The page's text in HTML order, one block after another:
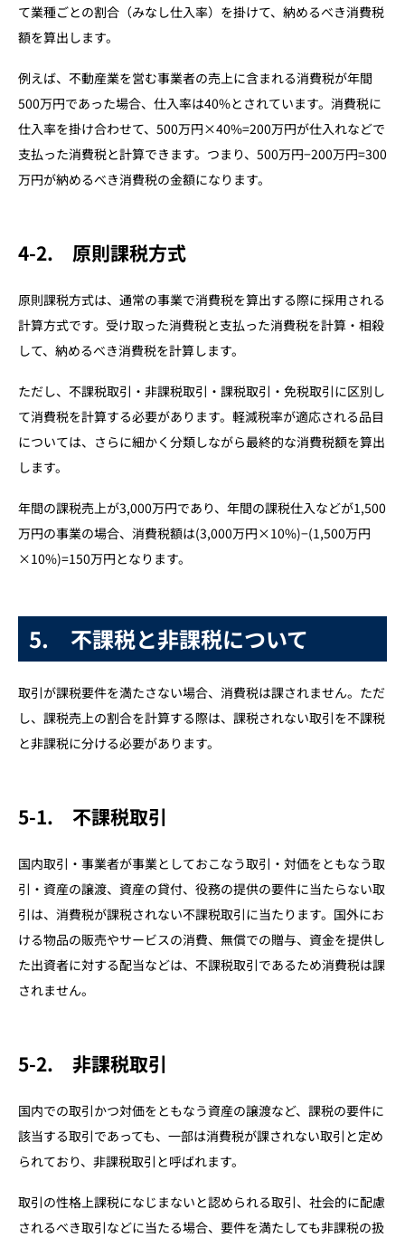
て業種ごとの割合（みなし仕入率）を掛けて、納めるべき消費税
額を算出します。
例えば、不動産業を営む事業者の売上に含まれる消費税が年間
500万円であった場合、仕入率は40%とされています。消費税に
仕入率を掛け合わせて、500万円×40%=200万円が仕入れなどで
支払った消費税と計算できます。つまり、500万円−200万円=300
万円が納めるべき消費税の金額になります。
4-2. 原則課税方式
原則課税方式は、通常の事業で消費税を算出する際に採用される
計算方式です。受け取った消費税と支払った消費税を計算・相殺
して、納めるべき消費税を計算します。
ただし、不課税取引・非課税取引・課税取引・免税取引に区別し
て消費税を計算する必要があります。軽減税率が適応される品目
については、さらに細かく分類しながら最終的な消費税額を算出
します。
年間の課税売上が3,000万円であり、年間の課税仕入などが1,500
万円の事業の場合、消費税額は(3,000万円×10%)−(1,500万円
×10%)=150万円となります。
5. 不課税と非課税について
取引が課税要件を満たさない場合、消費税は課されません。ただ
し、課税売上の割合を計算する際は、課税されない取引を不課税
と非課税に分ける必要があります。
5-1. 不課税取引
国内取引・事業者が事業としておこなう取引・対価をともなう取
引・資産の譲渡、資産の貸付、役務の提供の要件に当たらない取
引は、消費税が課税されない不課税取引に当たります。国外にお
ける物品の販売やサービスの消費、無償での贈与、資金を提供し
た出資者に対する配当などは、不課税取引であるため消費税は課
されません。
5-2. 非課税取引
国内での取引かつ対価をともなう資産の譲渡など、課税の要件に
該当する取引であっても、一部は消費税が課されない取引と定め
られており、非課税取引と呼ばれます。
取引の性格上課税になじまないと認められる取引、社会的に配慮
されるべき取引などに当たる場合、要件を満たしても非課税の扱